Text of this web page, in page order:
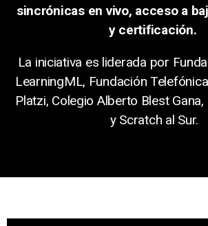
sincrónicas en vivo, acceso a
y certificación.
La iniciativa es liderada por
LearningML, Fundación
Platzi, Colegio Alberto Blest
y Scratch al Sur.